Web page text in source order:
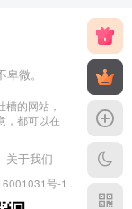
微。
的网站，
，都可以在
关于我们
号-1 .